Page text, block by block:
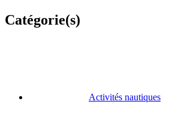
Catégorie(s)
Activités nautiques